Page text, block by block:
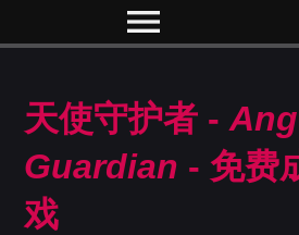
menu
天使守护者 -
Guardian - 免费
戏